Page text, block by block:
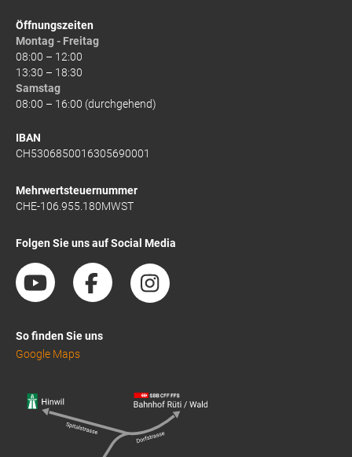
Öffnungszeiten
Montag - Freitag
08:00 – 12:00
13:30 – 18:30
Samstag
08:00 – 16:00 (durchgehend)
IBAN
CH5306850016305690001
Mehrwertsteuernummer
CHE-106.955.180MWST
Folgen Sie uns auf Social Media
So finden Sie uns
Google Maps